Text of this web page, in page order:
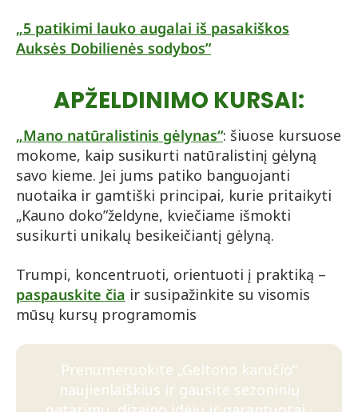
„5 patikimi lauko augalai iš pasakiškos
Auksės Dobilienės sodybos”
APŽELDINIMO KURSAI:
„Mano natūralistinis gėlynas“: šiuose kursuose
mokome, kaip susikurti natūralistinį gėlyną
savo kieme. Jei jums patiko banguojanti
nuotaika ir gamtiški principai, kurie pritaikyti
„Kauno doko”želdyne, kviečiame išmokti
susikurti unikalų besikeičiantį gėlyną.
Trumpi, koncentruoti, orientuoti į praktiką –
paspauskite čia ir susipažinkite su visomis
mūsų kursų programomis
Prenumeruokite „Geltono karučio“
naujienlaiškius ir gausite sezoninių